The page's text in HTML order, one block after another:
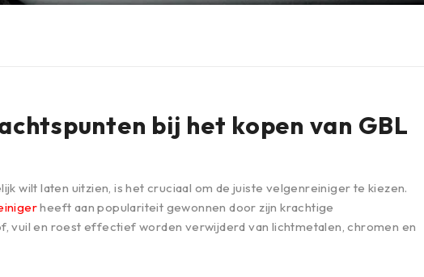
bij het kopen van GBL
wilt laten uitzien, is het cruciaal om de juiste velgenreiniger te kiezen.
heeft aan populariteit gewonnen door zijn krachtige
vuil en roest effectief worden verwijderd van lichtmetalen, chromen en